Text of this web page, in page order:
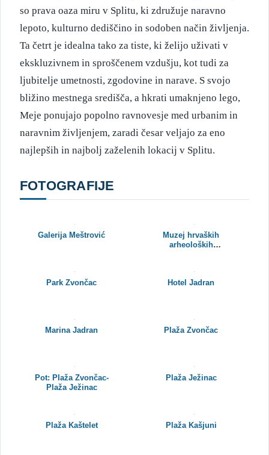
so prava oaza miru v Splitu, ki združuje naravno
lepoto, kulturno dediščino in sodoben način življenja.
Ta četrt je idealna tako za tiste, ki želijo uživati v
ekskluzivnem in sproščenem vzdušju, kot tudi za
ljubitelje umetnosti, zgodovine in narave. S svojo
bližino mestnega središča, a hkrati umaknjeno lego,
Meje ponujajo popolno ravnovesje med urbanim in
naravnim življenjem, zaradi česar veljajo za eno
najlepših in najbolj zaželenih lokacij v Splitu.
FOTOGRAFIJE
Galerija Meštrović
Muzej hrvaških
arheoloških
Park Zvončac Hotel Jadran
Marina Jadran Plaža Zvončac
Pot: Plaža Zvončac-
Plaža Ježinac
Plaža Ježinac
Plaža Kaštelet Plaža Kašjuni